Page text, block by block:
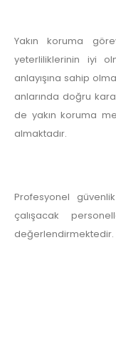
Yakın koruma
yeterliliklerinin iyi
anlayışına sahip
anlarında doğru
de yakın koruma
almaktadır.
Profesyonel
çalışacak
değerlendirmektedir.